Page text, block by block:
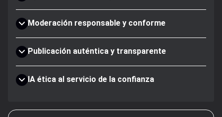
Moderación responsable y conforme
Publicación auténtica y transparente
IA ética al servicio de la confianza